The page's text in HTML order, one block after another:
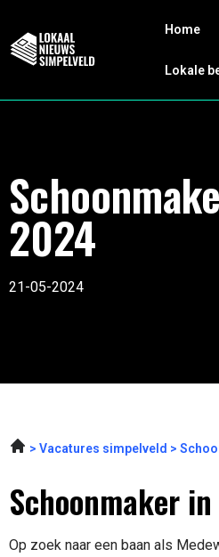
Home
Lokale
2024
21-05-2024
Vacatures simpelveld
Schoonmaker
Op zoek naar een baan als